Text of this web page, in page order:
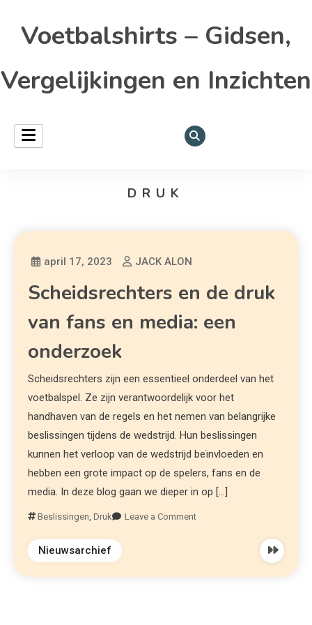
Voetbalshirts – Gidsen,
Vergelijkingen en Inzichten
DRUK
april 17, 2023 JACK ALON
Scheidsrechters en de druk
van fans en media: een
onderzoek
Scheidsrechters zijn een essentieel onderdeel van het
voetbalspel. Ze zijn verantwoordelijk voor het
handhaven van de regels en het nemen van belangrijke
beslissingen tijdens de wedstrijd. Hun beslissingen
kunnen het verloop van de wedstrijd beïnvloeden en
hebben een grote impact op de spelers, fans en de
media. In deze blog gaan we dieper in op […]
Beslissingen,Druk Leave a Comment
Nieuwsarchief